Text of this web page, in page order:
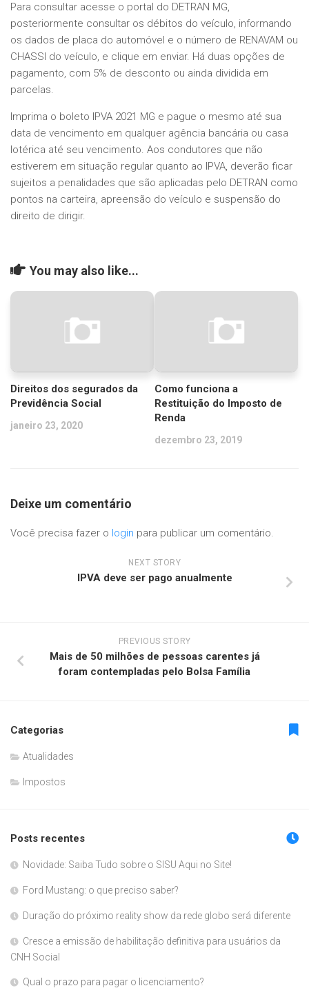
Para consultar acesse o portal do DETRAN MG,
posteriormente consultar os débitos do veículo, informando
os dados de placa do automóvel e o número de RENAVAM ou
CHASSI do veículo, e clique em enviar. Há duas opções de
pagamento, com 5% de desconto ou ainda dividida em
parcelas.
Imprima o boleto IPVA 2021 MG e pague o mesmo até sua
data de vencimento em qualquer agência bancária ou casa
lotérica até seu vencimento. Aos condutores que não
estiverem em situação regular quanto ao IPVA, deverão ficar
sujeitos a penalidades que são aplicadas pelo DETRAN como
pontos na carteira, apreensão do veículo e suspensão do
direito de dirigir.
You may also like...
Direitos dos segurados da
Previdência Social
janeiro 23, 2020
Como funciona a
Restituição do Imposto de
Renda
dezembro 23, 2019
Deixe um comentário
Você precisa fazer o login para publicar um comentário.
NEXT STORY
IPVA deve ser pago anualmente
PREVIOUS STORY
Mais de 50 milhões de pessoas carentes já
foram contempladas pelo Bolsa Família
Categorias
Atualidades
Impostos
Posts recentes
Novidade: Saiba Tudo sobre o SISU Aqui no Site!
Ford Mustang: o que preciso saber?
Duração do próximo reality show da rede globo será diferente
Cresce a emissão de habilitação definitiva para usuários da
CNH Social
Qual o prazo para pagar o licenciamento?